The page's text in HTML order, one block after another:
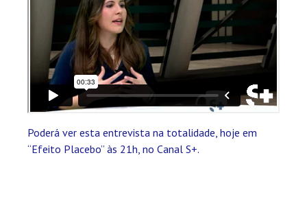
Poderá ver esta entrevista na totalidade, hoje em
“Efeito Placebo” às 21h, no Canal S+.